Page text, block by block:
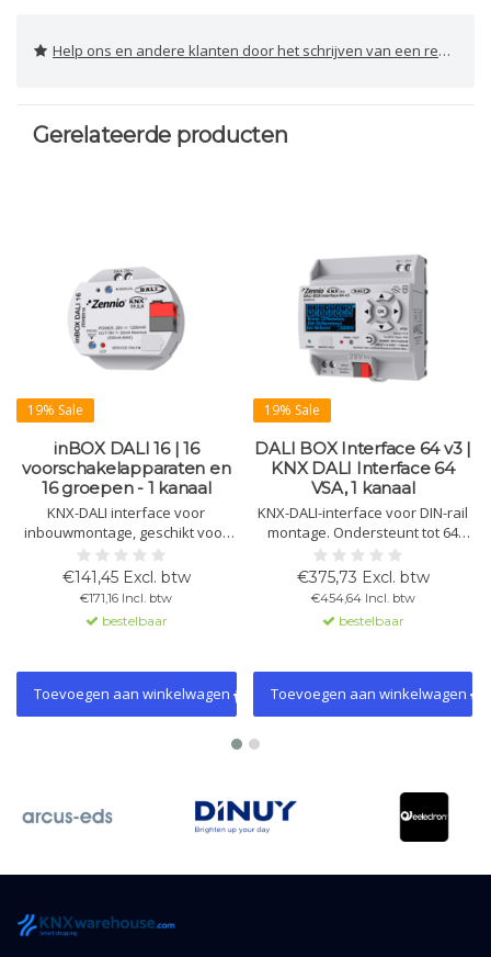
Help ons en andere klanten door het schrijven van een review
Gerelateerde producten
19% Sale
inBOX DALI 16 | 16
voorschakelapparaten en
16 groepen - 1 kanaal
KNX-DALI interface voor
inbouwmontage, geschikt voor
16 voorschakelapparaten en 16
groepen. Eén kanaal, geen
externe voeding nodig.
€141,45 Excl. btw
€171,16 Incl. btw
bestelbaar
Toevoegen aan winkelwagen
19% Sale
DALI BOX Interface 64 v3 |
KNX DALI Interface 64
VSA, 1 kanaal
KNX-DALI-interface voor DIN-rail
montage. Ondersteunt tot 64
DALI-voorschakelapparaten per
kanaal. Compatibel met DT1/DT8,
inclusief display en foutdetectie.
€375,73 Excl. btw
€454,64 Incl. btw
bestelbaar
Toevoegen aan winkelwagen